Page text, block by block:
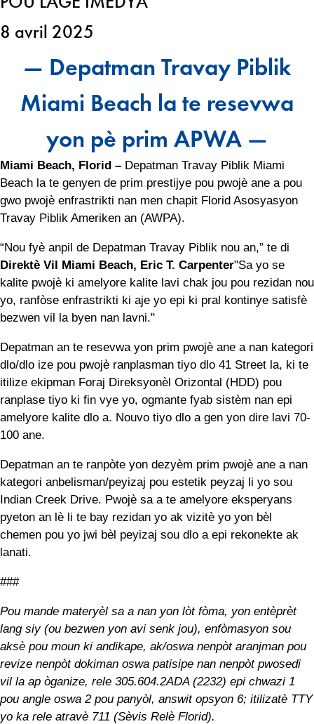
8 avril 2025
— Depatman Travay Piblik
Miami Beach la te resevwa
yon pè prim APWA —
Miami Beach, Florid – Depatman Travay Piblik Miami
Beach la te genyen de prim prestijye pou pwojè ane a pou
gwo pwojè enfrastrikti nan men chapit Florid Asosyasyon
Travay Piblik Ameriken an (AWPA).
“Nou fyè anpil de Depatman Travay Piblik nou an,” te di
Direktè Vil Miami Beach, Eric T. Carpenter"Sa yo se
kalite pwojè ki amelyore kalite lavi chak jou pou rezidan nou
yo, ranfòse enfrastrikti ki aje yo epi ki pral kontinye satisfè
bezwen vil la byen nan lavni."
Depatman an te resevwa yon prim pwojè ane a nan kategori
dlo/dlo ize pou pwojè ranplasman tiyo dlo 41 Street la, ki te
itilize ekipman Foraj Direksyonèl Orizontal (HDD) pou
ranplase tiyo ki fin vye yo, ogmante fyab sistèm nan epi
amelyore kalite dlo a. Nouvo tiyo dlo a gen yon dire lavi 70-
100 ane.
Depatman an te ranpòte yon dezyèm prim pwojè ane a nan
kategori anbelisman/peyizaj pou estetik peyzaj li yo sou
Indian Creek Drive. Pwojè sa a te amelyore eksperyans
pyeton an lè li te bay rezidan yo ak vizitè yo yon bèl
chemen pou yo jwi bèl peyizaj sou dlo a epi rekonekte ak
lanati.
###
Pou mande materyèl sa a nan yon lòt fòma, yon entèprèt
lang siy (ou bezwen yon avi senk jou), enfòmasyon sou
aksè pou moun ki andikape, ak/oswa nenpòt aranjman pou
revize nenpòt dokiman oswa patisipe nan nenpòt pwosedi
vil la ap òganize, rele 305.604.2ADA (2232) epi chwazi 1
pou angle oswa 2 pou panyòl, answit opsyon 6; itilizatè TTY
yo ka rele atravè 711 (Sèvis Relè Florid).